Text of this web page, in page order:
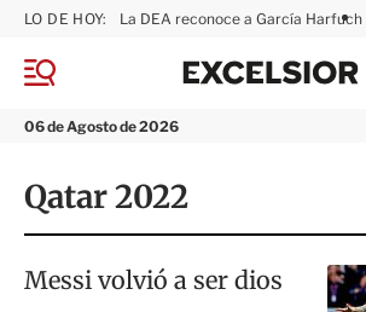
M
n
06 de Agosto de 2026
LO DE HOY: La DEA reconoce a García Harfuch
x
r
Qatar 2022
Messi volvió a ser dios